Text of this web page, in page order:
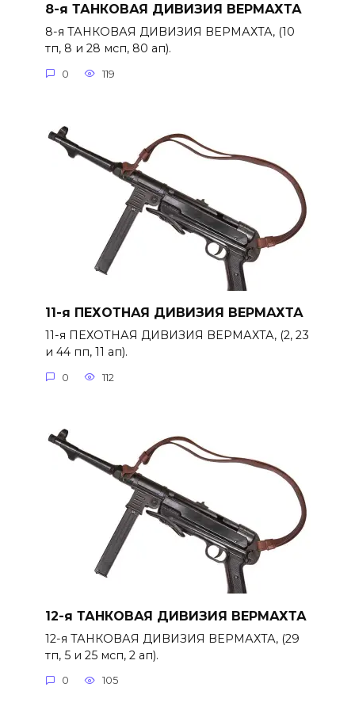
8-я ТАНКОВАЯ ДИВИЗИЯ ВЕРМАХТА
8-я ТАНКОВАЯ ДИВИЗИЯ ВЕРМАХТА, (10
тп, 8 и 28 мсп, 80 ап).
0 119
11-я ПЕХОТНАЯ ДИВИЗИЯ ВЕРМАХТА
11-я ПЕХОТНАЯ ДИВИЗИЯ ВЕРМАХТА, (2, 23
и 44 пп, 11 ап).
0 112
12-я ТАНКОВАЯ ДИВИЗИЯ ВЕРМАХТА
12-я ТАНКОВАЯ ДИВИЗИЯ ВЕРМАХТА, (29
тп, 5 и 25 мсп, 2 ап).
0 105